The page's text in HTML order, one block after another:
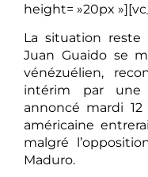
height= »20px
La situation reste
Juan Guaido se
vénézuélien,
intérim par une
annoncé mardi 12
américaine
malgré
Maduro.